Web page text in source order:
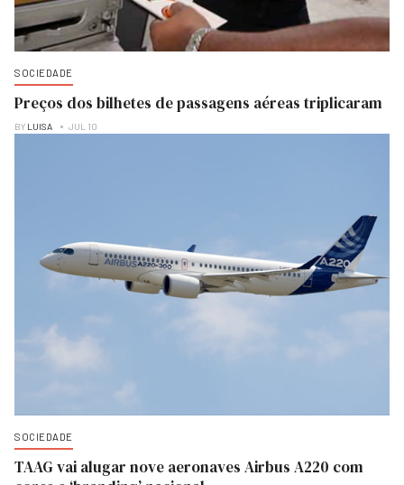
SOCIEDADE
Preços dos bilhetes de passagens aéreas triplicaram
BY LUISA JUL 10
SOCIEDADE
TAAG vai alugar nove aeronaves Airbus A220 com